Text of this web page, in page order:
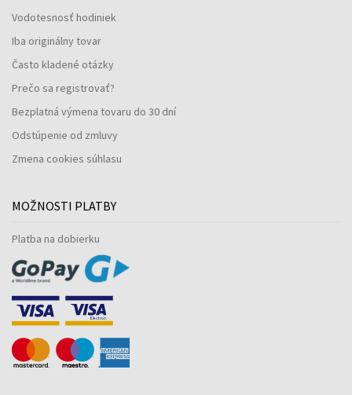
Vodotesnosť hodiniek
Iba originálny tovar
Často kladené otázky
Prečo sa registrovať?
Bezplatná výmena tovaru do 30 dní
Odstúpenie od zmluvy
Zmena cookies súhlasu
MOŽNOSTI PLATBY
Platba na dobierku